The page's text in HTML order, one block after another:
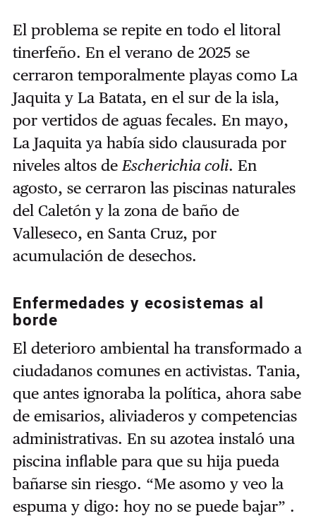
El problema se repite en todo el litoral
tinerfeño. En el verano de 2025 se
cerraron temporalmente playas como La
Jaquita y La Batata, en el sur de la isla,
por vertidos de aguas fecales. En mayo,
La Jaquita ya había sido clausurada por
niveles altos de Escherichia coli. En
agosto, se cerraron las piscinas naturales
del Caletón y la zona de baño de
Valleseco, en Santa Cruz, por
acumulación de desechos.
Enfermedades y ecosistemas al
borde
El deterioro ambiental ha transformado a
ciudadanos comunes en activistas. Tania,
que antes ignoraba la política, ahora sabe
de emisarios, aliviaderos y competencias
administrativas. En su azotea instaló una
piscina inflable para que su hija pueda
bañarse sin riesgo. “Me asomo y veo la
espuma y digo: hoy no se puede bajar” .